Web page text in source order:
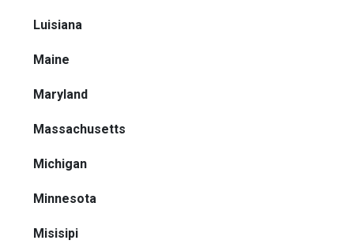
Luisiana
Maine
Maryland
Massachusetts
Michigan
Minnesota
Misisipi